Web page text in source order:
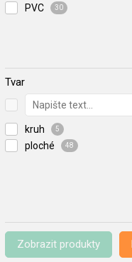
PVC 30
Tvar
kruh 5
ploché 48
Zobrazit produkty